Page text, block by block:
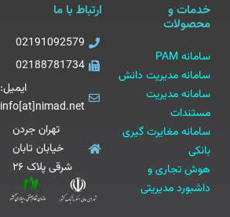
خدمات و
محصولات
سامانه PAM
سامانه مدیریت دانش
سامانه مدیریت
مستندات
سامانه مغایرت گیری
بانکی
هوش تجاری و
داشبورد مدیریتی
ارتباط با ما
02191092579
02188781734
ایمیل:
info[at]nimad.net
تهران جردن
خیابان تابان
شرقی پلاک ۲۶